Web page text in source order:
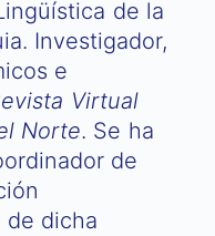
de la
Investigador,
e
Virtual
Norte. Se ha
de
de dicha